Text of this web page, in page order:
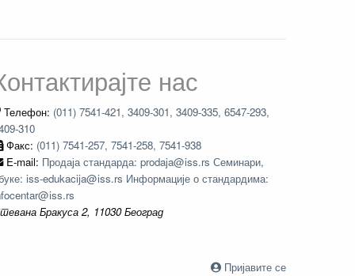
нас
Телефон: (011) 7541-421, 3409-301, 3409-335, 6547-293,
310
Факс: (011) 7541-257, 7541-258, 7541-938
E-mail: Продаја стандарда: prodaja@iss.rs Семинари,
iss-edukacija@iss.rs Информације о стандардима:
Бракуса 2, 11030 Београд
Пријавите се